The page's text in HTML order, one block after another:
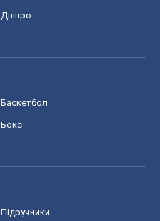
Дніпро
Баскетбол
Бокс
Підручники